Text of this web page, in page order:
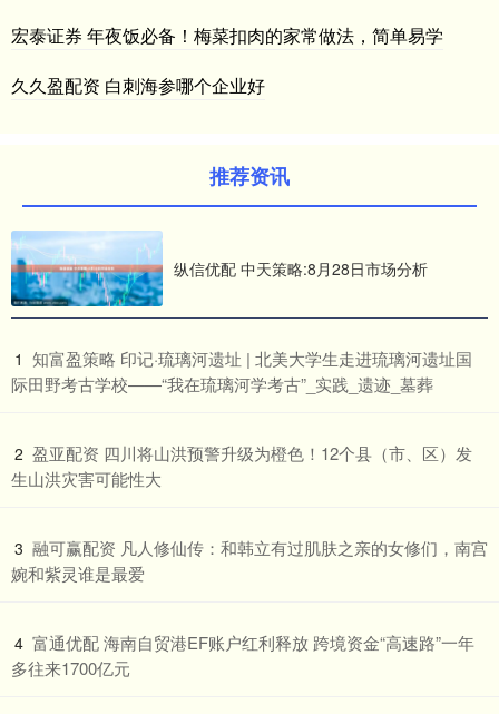
宏泰证券 年夜饭必备！梅菜扣肉的家常做法，简单易学
久久盈配资 白刺海参哪个企业好
推荐资讯
纵信优配 中天策略:8月28日市场分析
1 ​知富盈策略 印记·琉璃河遗址 | 北美大学生走进琉璃河遗址国
际田野考古学校——“我在琉璃河学考古”_实践_遗迹_墓葬
2 ​盈亚配资 四川将山洪预警升级为橙色！12个县（市、区）发
生山洪灾害可能性大
3 ​融可赢配资 凡人修仙传：和韩立有过肌肤之亲的女修们，南宫
婉和紫灵谁是最爱
4 ​富通优配 海南自贸港EF账户红利释放 跨境资金“高速路”一年
多往来1700亿元